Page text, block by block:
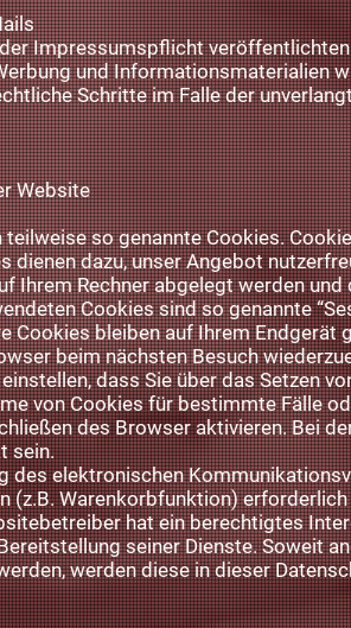
Impressumspflicht
und Informationsmaterialien
Schritte im Falle der
Website
so genannte Cookies.
dienen dazu, unser Angebot
Ihrem Rechner abgelegt werden
Cookies sind so genannte
Cookies bleiben auf Ihrem Endgerät
beim nächsten Besuch
dass Sie über das Setzen
von Cookies für bestimmte Fälle
des Browser aktivieren. Bei
sein.
des elektronischen
(z.B. Warenkorbfunktion)
hat ein berechtigtes
seiner Dienste. Soweit
werden diese in dieser